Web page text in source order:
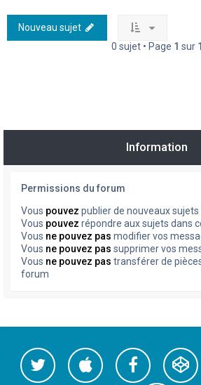
Nouveau sujet
0 sujet • Page 1 sur 1
Information
Permissions du forum
Vous pouvez publier de nouveaux
Vous pouvez répondre aux sujets dans
Vous ne pouvez pas modifier vos
Vous ne pouvez pas supprimer vos
Vous ne pouvez pas transférer de
forum